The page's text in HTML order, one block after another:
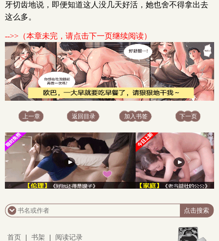
牙切齿地说，即便知道这人没几天好活，她也舍不得拿出去
这么多。
-->>（本章未完，请点击下一页继续阅读）
上一章 返回目录 加入书签 下一页
首页 书架 阅读记录